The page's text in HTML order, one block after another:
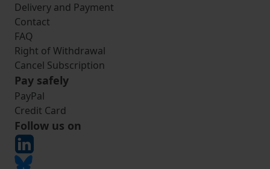
Delivery and Payment
Contact
FAQ
Right of Withdrawal
Cancel Subscription
Pay safely
PayPal
Credit Card
Follow us on